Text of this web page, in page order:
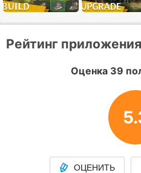
Рейтинг приложения
Оценка 39
ОЦЕНИТЬ